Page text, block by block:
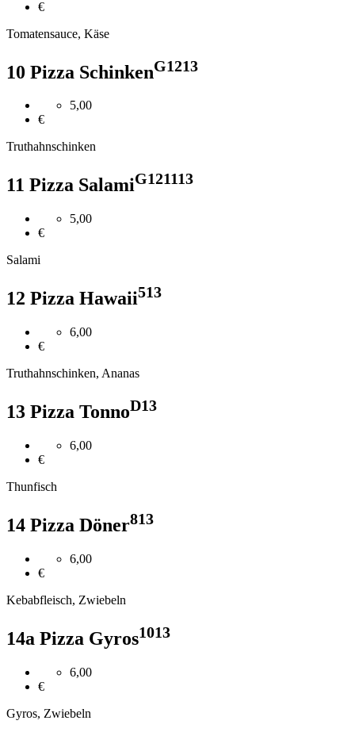
€
Tomatensauce, Käse
10 Pizza SchinkenG1213
5,00
€
Truthahnschinken
11 Pizza SalamiG121113
5,00
€
Salami
12 Pizza Hawaii513
6,00
€
Truthahnschinken, Ananas
13 Pizza TonnoD13
6,00
€
Thunfisch
14 Pizza Döner813
6,00
€
Kebabfleisch, Zwiebeln
14a Pizza Gyros1013
6,00
€
Gyros, Zwiebeln